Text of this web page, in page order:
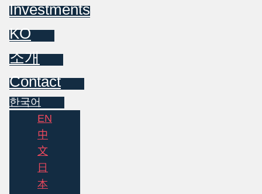
Investments
KO
소개
Contact
한국어
EN
中
文
日
本